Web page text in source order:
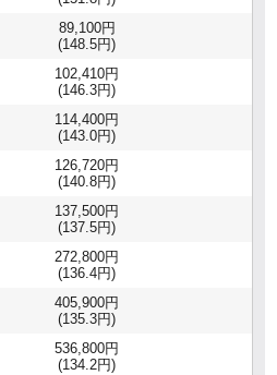
89,100円
(148.5円)
102,410円
(146.3円)
114,400円
(143.0円)
126,720円
(140.8円)
137,500円
(137.5円)
272,800円
(136.4円)
405,900円
(135.3円)
536,800円
(134.2円)